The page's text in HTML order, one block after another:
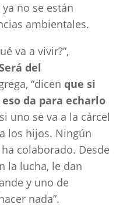
no se están
ambientales.
va a vivir?”,
del
“dicen que si
da para echarlo
uno se va a la cárcel
los hijos. Ningún
colaborado. Desde
la lucha, le dan
y uno de
nada”.